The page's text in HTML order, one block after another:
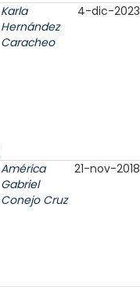
Karla
Hernández
Caracheo
4-dic-2023
América
Gabriel
Conejo Cruz
21-nov-2018